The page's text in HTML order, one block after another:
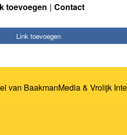
toevoegen Contact
Link toevoegen
van BaakmanMedia& Vrolijk